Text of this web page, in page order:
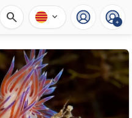
search expand_more +